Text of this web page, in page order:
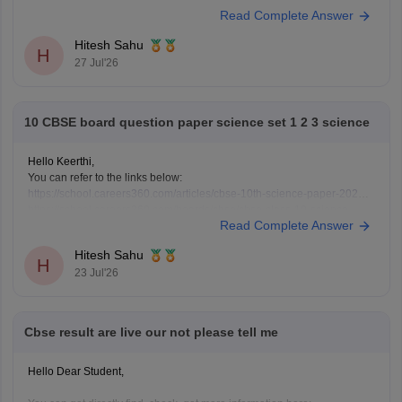
exam-question-paper-answer-key-2025-26Read Complete Answer
H
Hitesh Sahu
27 Jul'26
10 CBSE board question paper science set 1 2 3 science
Hello Keerthi,
You can refer to the links below:
https://school.careers360.com/articles/cbse-10th-science-paper-2026
question-papers-class-10-science
Read Complete Answer
H
Hitesh Sahu
23 Jul'26
Cbse result are live our not please tell me
Hello Dear Student,